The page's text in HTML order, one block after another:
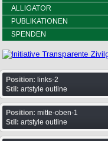
ALLIGATOR
PUBLIKATIONEN
SPENDEN
Position: links-2
Stil: artstyle outline
Position: mitte-oben-1
Stil: artstyle outline